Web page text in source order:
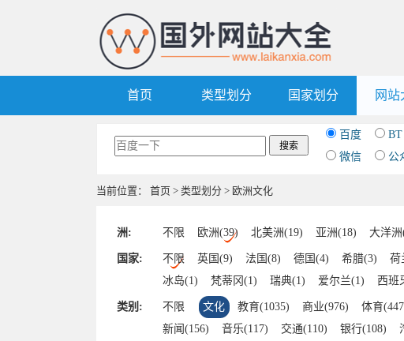
首页 类型划分 国家划分 网站
百度 BT
微信
公
当前位置： 首页 > 类型划分 > 欧洲文化
洲: 不限 欧洲(39) 北美洲(19) 亚洲(18) 大洋洲
国家: 不限 英国(9) 法国(8) 德国(4) 希腊(3) 荷
冰岛(1)
梵蒂冈(1) 瑞典(1) 爱尔兰(1) 西班
类别: 不限 文化 教育(1035) 商业(976) 体育
新闻(156)
音乐(117) 交通(110) 银行(108)